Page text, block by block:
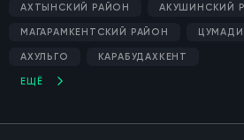
АХТЫНСКИЙ РАЙОН АКУШИНСКИЙ
МАГАРАМКЕНТСКИЙ РАЙОН
АХУЛЬГО КАРАБУДАХКЕНТ
ЕЩЁ